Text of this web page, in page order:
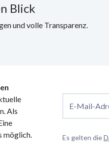
Blick
und volle Transparenz.
Als
möglich.
E-Mail-
Es gelten die